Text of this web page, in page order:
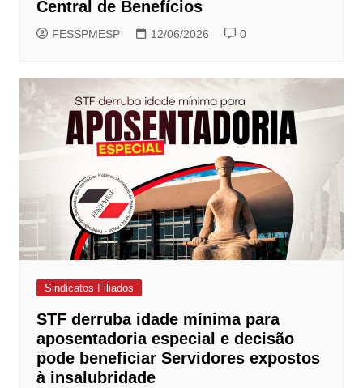
Central de Benefícios
FESSPMESP 12/06/2026 0
Sindicatos Filiados
STF derruba idade mínima para
aposentadoria especial e decisão
pode beneficiar Servidores expostos
à insalubridade